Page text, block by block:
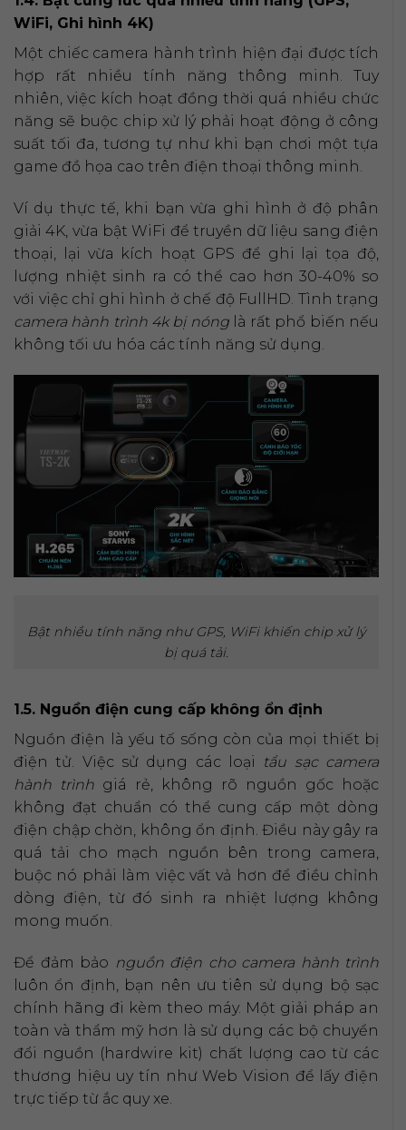
WiFi, Ghi hình 4K)
Một chiếc camera hành trình hiện đại được tích
hợp rất nhiều tính năng thông minh. Tuy
nhiên, việc kích hoạt đồng thời quá nhiều chức
năng sẽ buộc chip xử lý phải hoạt động ở công
suất tối đa, tương tự như khi bạn chơi một tựa
game đồ họa cao trên điện thoại thông minh.
Ví dụ thực tế, khi bạn vừa ghi hình ở độ phân
giải 4K, vừa bật WiFi để truyền dữ liệu sang điện
thoại, lại vừa kích hoạt GPS để ghi lại tọa độ,
lượng nhiệt sinh ra có thể cao hơn 30-40% so
với việc chỉ ghi hình ở chế độ FullHD. Tình trạng
camera hành trình 4k bị nónglà rất phổ biến nếu
không tối ưu hóa các tính năng sử dụng.
Bật nhiều tính năng như GPS, WiFi khiến chip xử lý
bị quá tải.
1.5. Nguồn điện cung cấp không ổn định
Nguồn điện là yếu tố sống còn của mọi thiết bị
điện tử. Việc sử dụng các loại tẩu sạc camera
hành trình giá rẻ, không rõ nguồn gốc hoặc
không đạt chuẩn có thể cung cấp một dòng
điện chập chờn, không ổn định. Điều này gây ra
quá tải cho mạch nguồn bên trong camera,
buộc nó phải làm việc vất vả hơn để điều chỉnh
dòng điện, từ đó sinh ra nhiệt lượng không
mong muốn.
Để đảm bảo nguồn điện cho camera hành trình
luôn ổn định, bạn nên ưu tiên sử dụng bộ sạc
chính hãng đi kèm theo máy. Một giải pháp an
toàn và thẩm mỹ hơn là sử dụng các bộ chuyển
đổi nguồn (hardwire kit) chất lượng cao từ các
thương hiệu uy tín như Web Vision để lấy điện
trực tiếp từ ắc quy xe.